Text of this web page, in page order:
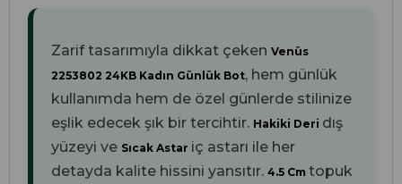
Zarif tasarımıyla dikkat çeken Venüs
2253802 24KB Kadın Günlük Bot, hem günlük
kullanımda hem de özel günlerde stilinize
eşlik edecek şık bir tercihtir. Hakiki Deri dış
yüzeyi ve Sıcak Astar iç astarı ile her
detayda kalite hissini yansıtır. 4.5 Cm topuk